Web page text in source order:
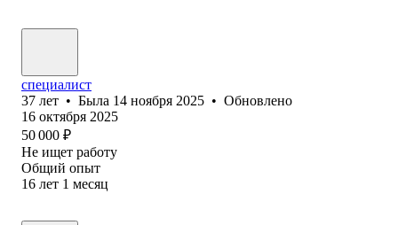
специалист
37 лет • Была 14 ноября 2025 • Обновлено
16 октября 2025
50 000 ₽
Не ищет работу
Общий опыт
16 лет 1 месяц